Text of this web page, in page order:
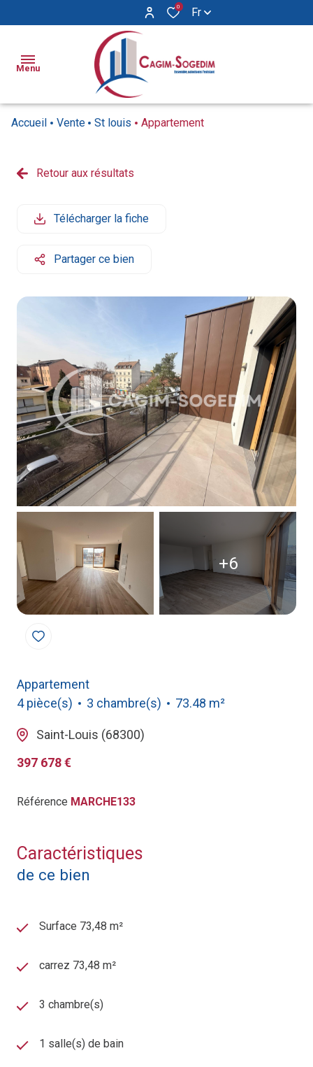
0 Fr
Menu
Appartements
Locations
Appartements
commerciaux
Vendus
agence
Accueil Vente St louis Appartement
Retour aux résultats
Télécharger la fiche
Partager ce bien
+6
Appartement
4 pièce(s)
3 chambre(s) 73.48 m²
Saint-Louis (68300)
397 678 €
Référence MARCHE133
Caractéristiques
de ce bien
Surface 73,48 m²
carrez 73,48 m²
3 chambre(s)
1 salle(s) de bain